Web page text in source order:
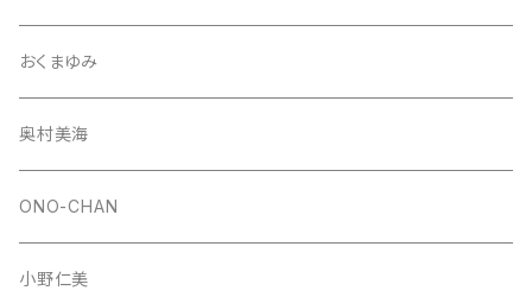
おくまゆみ
奥村美海
ONO-CHAN
小野仁美